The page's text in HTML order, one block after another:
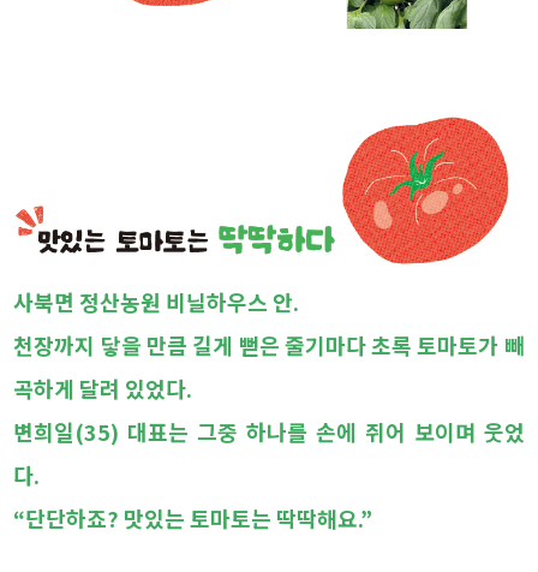
사북면 정산농원 비닐하우스 안.
천장까지 닿을 만큼 길게 뻗은 줄기마다 초록 토마토가 빼
곡하게 달려 있었다.
변희일(35) 대표는 그중 하나를 손에 쥐어 보이며 웃었
다.
“단단하죠? 맛있는 토마토는 딱딱해요.”